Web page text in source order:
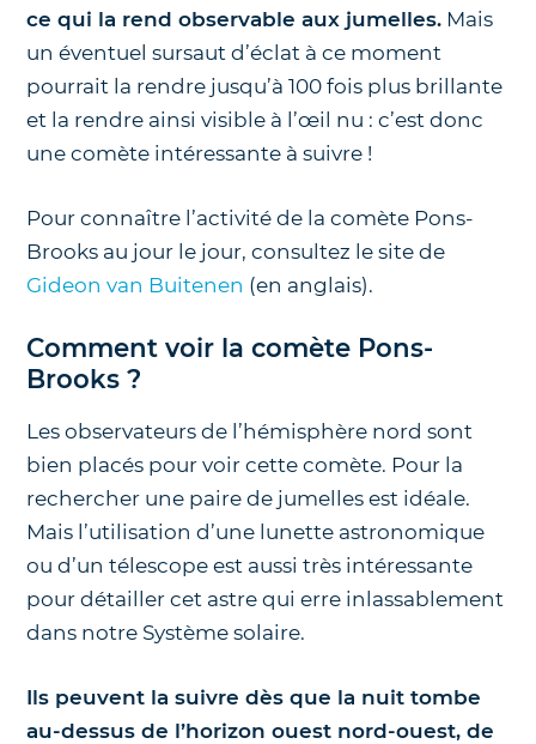
ce qui la rend observable aux jumelles. Mais
un éventuel sursaut d’éclat à ce moment
pourrait la rendre jusqu’à 100 fois plus brillante
et la rendre ainsi visible à l’œil nu : c’est donc
une comète intéressante à suivre !
Pour connaître l’activité de la comète Pons-
Brooks au jour le jour, consultez le site de
Gideon van Buitenen (en anglais).
Comment voir la comète Pons-
Brooks ?
Les observateurs de l’hémisphère nord sont
bien placés pour voir cette comète. Pour la
rechercher une paire de jumelles est idéale.
Mais l’utilisation d’une lunette astronomique
ou d’un télescope est aussi très intéressante
pour détailler cet astre qui erre inlassablement
dans notre Système solaire.
Ils peuvent la suivre dès que la nuit tombe
au-dessus de l’horizon ouest nord-ouest, de